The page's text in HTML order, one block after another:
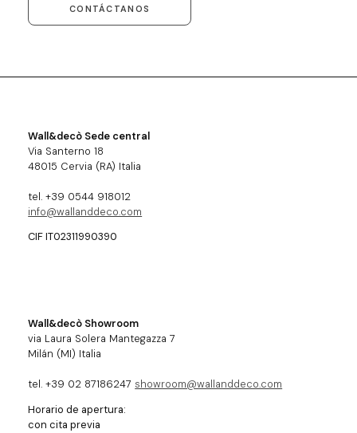
CONTÁCTANOS
Wall&decò Sede central
Via Santerno 18
48015 Cervia (RA) Italia
tel. +39 0544 918012
info@wallanddeco.com
CIF IT02311990390
Wall&decò Showroom
via Laura Solera Mantegazza 7
Milán (MI) Italia
tel. +39 02 87186247 showroom@wallanddeco.com
Horario de apertura:
con cita previa